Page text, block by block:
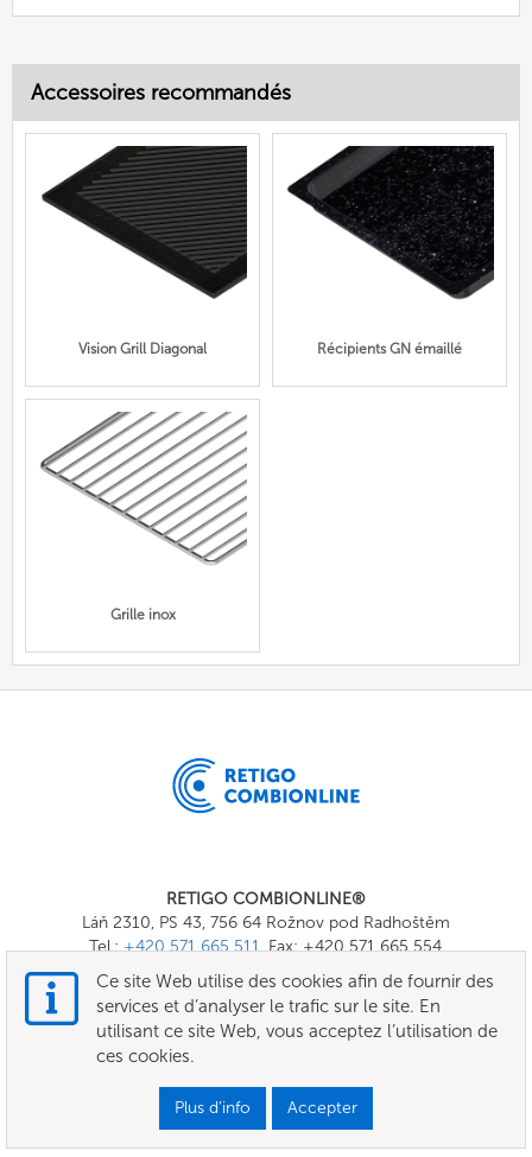
Accessoires recommandés
Vision Grill Diagonal Récipients GN émaillé
Grille inox
RETIGO COMBIONLINE®
Láň 2310, PS 43, 756 64 Rožnov pod Radhoštěm
Tel.:+420 571 665 511, Fax: +420 571 665 554
E-mail:
info@combionline.com
TERMES ET CONDITIONS
Ce site Web utilise des cookies afin de fournir des
services et d’analyser le trafic sur le site. En
utilisant ce site Web, vous acceptez l’utilisation de
ces cookies.
Plus d’info Accepter